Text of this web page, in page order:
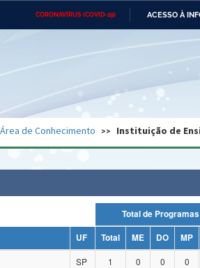
CORONAVÍRUS (COVID-19) ACESSO À
Ministério das Relações
do Desenvolvimento
Geral da União Banco Central do Brasil
Área de Conhecimento Instituição de
UF Total ME DO MP
SP 1 0 0 0